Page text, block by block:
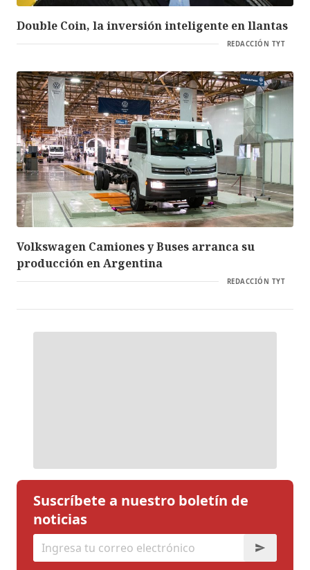
Double Coin, la inversión inteligente en llantas
REDACCIÓN TYT
Volkswagen Camiones y Buses arranca su
producción en Argentina
REDACCIÓN TYT
Suscríbete a nuestro boletín de
noticias